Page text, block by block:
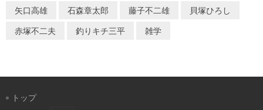
矢口高雄
石森章太郎 藤子不二雄
貝塚ひろし
赤塚不二夫
釣りキチ三平 雑学
トップ